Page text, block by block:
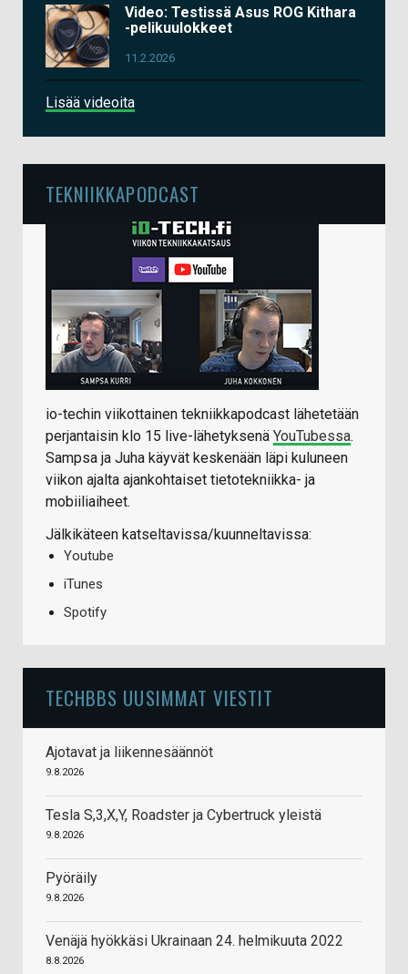
Video: Testissä Asus ROG Kithara
-pelikuulokkeet
11.2.2026
Lisää videoita
TEKNIIKKAPODCAST
io-techin viikottainen tekniikkapodcast lähetetään
perjantaisin klo 15 live-lähetyksenä YouTubessa.
Sampsa ja Juha käyvät keskenään läpi kuluneen
viikon ajalta ajankohtaiset tietotekniikka- ja
mobiiliaiheet.
Jälkikäteen katseltavissa/kuunneltavissa:
Youtube
iTunes
Spotify
TECHBBS UUSIMMAT VIESTIT
Ajotavat ja liikennesäännöt
9.8.2026
Tesla S,3,X,Y, Roadster ja Cybertruck yleistä
9.8.2026
Pyöräily
9.8.2026
Venäjä hyökkäsi Ukrainaan 24. helmikuuta 2022
8.8.2026